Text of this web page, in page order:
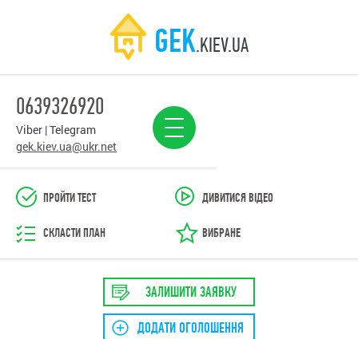
GEK.KIEV.UA
0639326920
Viber | Telegram
gek.kiev.ua@ukr.net
ПРОЙТИ ТЕСТ ДИВИТИСЯ ВІДЕО
СКЛАСТИ ПЛАН ВИБРАНЕ
ЗАЛИШИТИ ЗАЯВКУ
ДОДАТИ ОГОЛОШЕННЯ